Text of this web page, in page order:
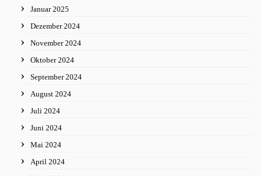
Januar 2025
Dezember 2024
November 2024
Oktober 2024
September 2024
August 2024
Juli 2024
Juni 2024
Mai 2024
April 2024